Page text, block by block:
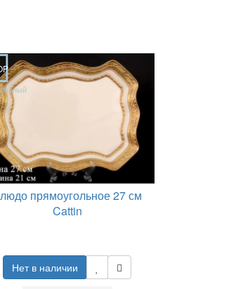
прямоугольное 27 см
Cattin
Нет в наличии